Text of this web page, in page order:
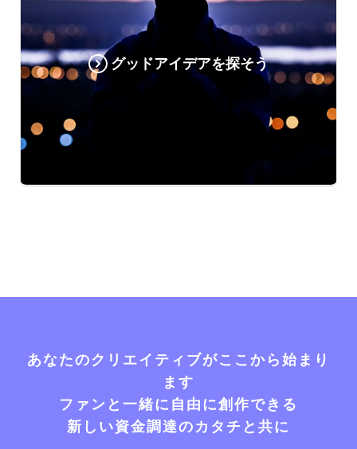
グッドアイデアを探そう
あなたのクリエイティブがここから始まり
ます
ファンと一緒に自由に創作できる
新しい資金調達のカタチと共に